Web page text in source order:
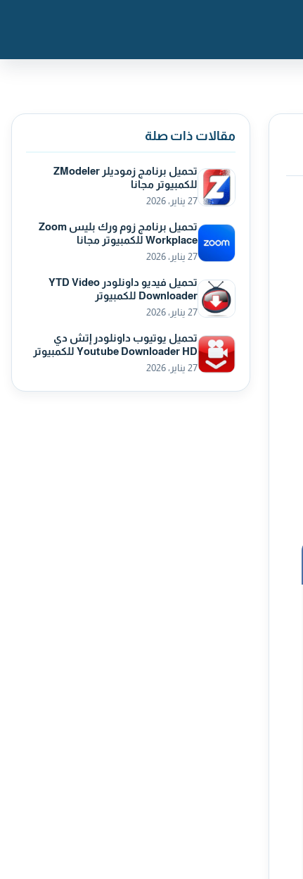
مقالات ذات صلة
تحميل برنامج زموديلر ZModeler
للكمبيوتر مجانا
27 يناير، 2026
تحميل برنامج زوم ورك بليس Zoom
Workplace للكمبيوتر مجانا
27 يناير، 2026
تحميل فيديو داونلودر YTD Video
Downloader للكمبيوتر
27 يناير، 2026
تحميل يوتيوب داونلودر إتش دي
Youtube Downloader HD للكمبيوتر
27 يناير، 2026